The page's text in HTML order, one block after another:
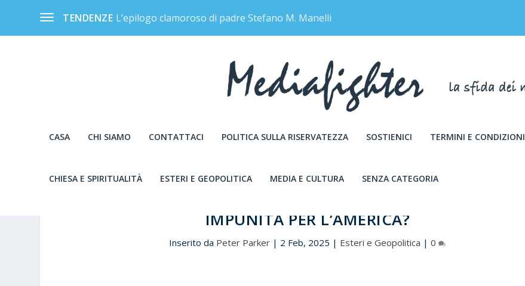
TENDENZE L’epilogo clamoroso di padre Stefano M. Manelli
CASA CHI SIAMO CONTATTACI POLITICA SULLA RISERVATEZZA SOSTIENICI TERMINI E CONDIZIONI
CHIESA E SPIRITUALITÀ ESTERI E GEOPOLITICA MEDIA E CULTURA SENZA CATEGORIA
IMPUNITÀ PER L’AMERICA?
Inserito da Peter Parker | 2 Feb, 2025 | Esteri e Geopolitica |0